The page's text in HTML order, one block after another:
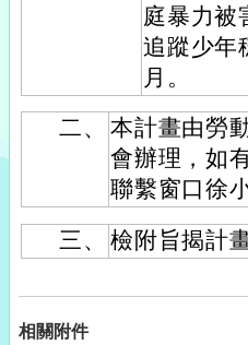
庭暴力被
追蹤少年
月。
二、
本計畫由勞
會辦理，如
聯繫窗口徐
三、
檢附旨揭計
相關附件